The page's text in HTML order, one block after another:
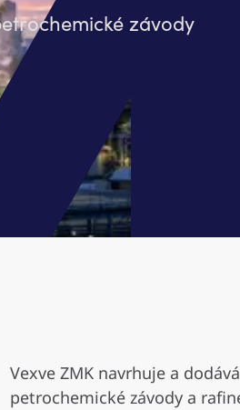
závody
Vexve ZMK navrhuje a
petrochemické závody a